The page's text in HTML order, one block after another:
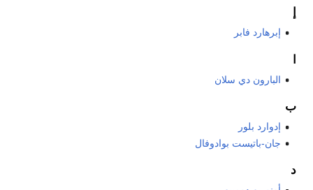
إ
إبرهارد فابر
البارون دي سلان
ب
إدوارد بلور
جان-باتيست بوادوفال
د